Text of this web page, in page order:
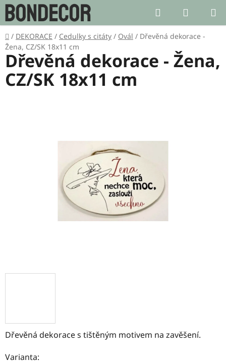
Přejít
na
obsah
Hledat
KOŠÍK
Domů
/ DEKORACE / Cedulky s citáty / Ovál / Dřevěná dekorace -
Žena, CZ/SK 18x11 cm
Dřevěná dekorace s tištěným motivem na zavěšení.
Varianta:
Dřevěná dekorace - Žena,
CZ/SK 18x11 cm